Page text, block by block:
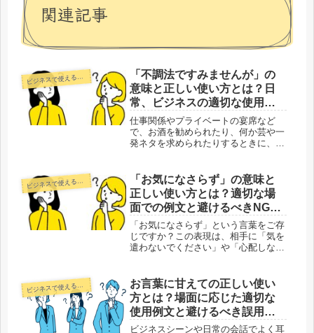
関連記事
ビ ジネスで使える正しい日本語
「不調法ですみませんが」の
意味と正しい使い方とは？日
常、ビジネスの適切な使用例
文と避けるべきNGな誤用例
仕事関係やプライベートの宴席など
で、お酒を勧められたり、何か芸や一
発ネタを求められたりするときに、ス
引先などから勧められると、断るにも
角が立たないか不安になることがあり
ます...
ビ ジネスで使える正しい日本語
「お気になさらず」の意味と
正しい使い方とは？適切な場
面での例文と避けるべきNGな
例文集
「お気になさらず」という言葉をご存
じですか？この表現は、相手に「気を
遣わないでください」や「心配しない
方で、意図が誤解されると、相手に不
快感を与える可能性もあります。この
記...
ビジネスで使える正しい日本語
お言葉に甘えての正しい使い
方とは？場面に応じた適切な
使用例文と避けるべき誤用表
現
ビジネスシーンや日常の会話でよく耳